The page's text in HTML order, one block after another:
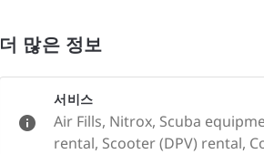
더 많은 정보
서비스
Air Fills, Nitrox, Scuba
rental, Scooter (DPV) rental,